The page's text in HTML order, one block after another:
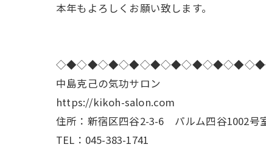
本年もよろしくお願い致します。
中島克己の気功サロン
https://kikoh-salon.com
住所：新宿区四谷2-3-6 パルム四谷1002号
TEL：045-383-1741